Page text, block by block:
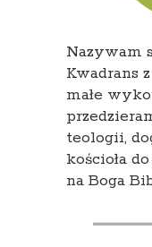
Nazywam
Kwadrans
małe
teologii,
kościoła
na Boga